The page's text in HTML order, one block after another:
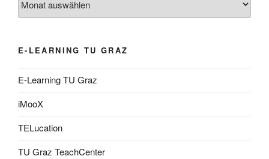
E-LEARNING TU GRAZ
E-Learning TU Graz
iMooX
TELucation
TU Graz TeachCenter